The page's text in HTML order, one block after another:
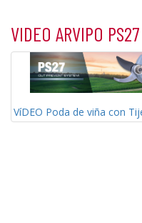
VIDEO ARVIPO PS27
VíDEO Poda de viña con